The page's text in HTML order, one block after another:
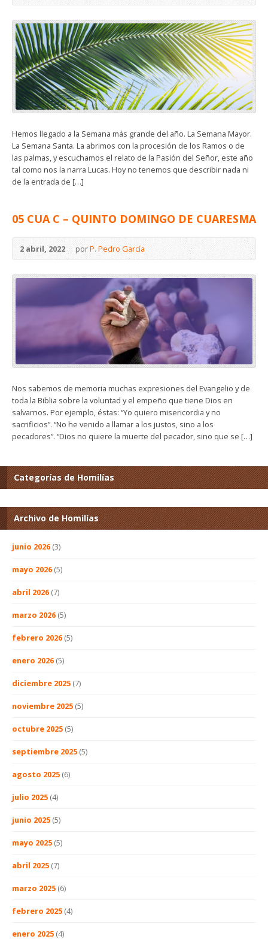
Hemos llegado a la Semana más grande del año. La Semana Mayor.
La Semana Santa. La abrimos con la procesión de los Ramos o de
las palmas, y escuchamos el relato de la Pasión del Señor, este año
tal como nos la narra Lucas. Hoy no tenemos que describir nada ni
de la entrada de […]
05 CUA C – QUINTO DOMINGO DE CUARESMA
2 abril, 2022 porP. Pedro García
Nos sabemos de memoria muchas expresiones del Evangelio y de
toda la Biblia sobre la voluntad y el empeño que tiene Dios en
salvarnos. Por ejemplo, éstas: “Yo quiero misericordia y no
sacrificios”. “No he venido a llamar a los justos, sino a los
pecadores”. “Dios no quiere la muerte del pecador, sino que se […]
Categorías de Homilías
Archivo de Homilías
junio 2026 (3)
mayo 2026 (5)
abril 2026 (7)
marzo 2026 (5)
febrero 2026 (5)
enero 2026 (5)
diciembre 2025 (7)
noviembre 2025 (5)
octubre 2025 (5)
septiembre 2025 (5)
agosto 2025 (6)
julio 2025 (4)
junio 2025 (5)
mayo 2025 (5)
abril 2025 (7)
marzo 2025 (6)
febrero 2025 (4)
enero 2025 (4)